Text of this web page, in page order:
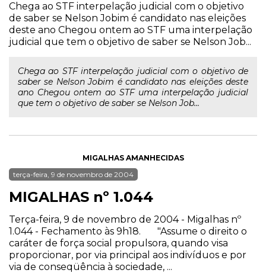
Chega ao STF interpelação judicial com o objetivo
de saber se Nelson Jobim é candidato nas eleições
deste ano Chegou ontem ao STF uma interpelação
judicial que tem o objetivo de saber se Nelson Job...
Chega ao STF interpelação judicial com o objetivo de
saber se Nelson Jobim é candidato nas eleições deste
ano Chegou ontem ao STF uma interpelação judicial
que tem o objetivo de saber se Nelson Job...
MIGALHAS AMANHECIDAS
terça-feira, 9 de novembro de 2004
MIGALHAS nº 1.044
Terça-feira, 9 de novembro de 2004 - Migalhas nº
1.044 - Fechamento às 9h18. "Assume o direito o
caráter de força social propulsora, quando visa
proporcionar, por via principal aos indivíduos e por
via de conseqüência à sociedade, ...